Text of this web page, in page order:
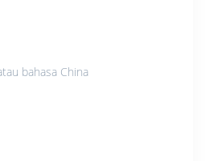
bahasa China